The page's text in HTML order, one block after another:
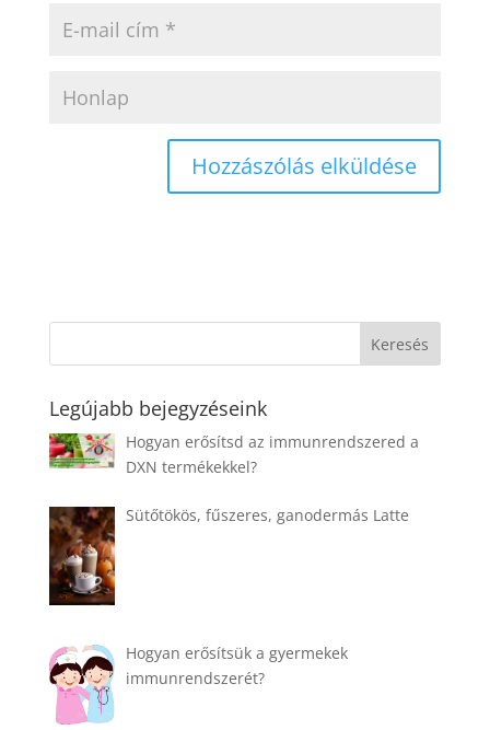
Legújabb bejegyzéseink
Hogyan erősítsd az immunrendszered a
DXN termékekkel?
Sütőtökös, fűszeres, ganodermás Latte
Hogyan erősítsük a gyermekek
immunrendszerét?